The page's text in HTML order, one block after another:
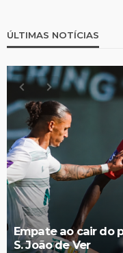
ÚLTIMAS NOTÍCIAS
Empate ao cair do
S. João de Ver